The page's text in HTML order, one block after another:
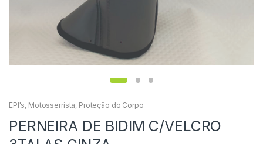
EPI's, Motosserrista, Proteção do Corpo
PERNEIRA DE BIDIM C/VELCRO